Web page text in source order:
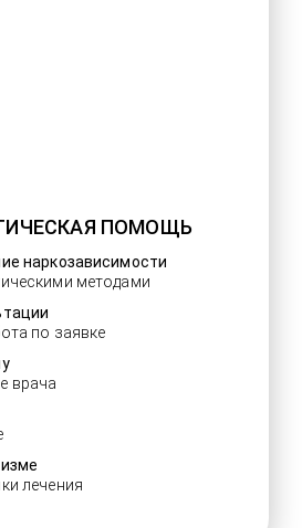
ПОМОЩЬ
наркозависимости
методами
по заявке
врача
лечения